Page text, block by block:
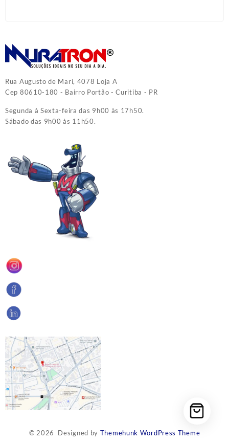
Rua Augusto de Mari, 4078 Loja A
Cep 80610-180 - Bairro Portão - Curitiba - PR
Segunda à Sexta-feira das 9h00 às 17h50.
Sábado das 9h00 às 11h50.
© 2026 Designed by Themehunk WordPress Theme